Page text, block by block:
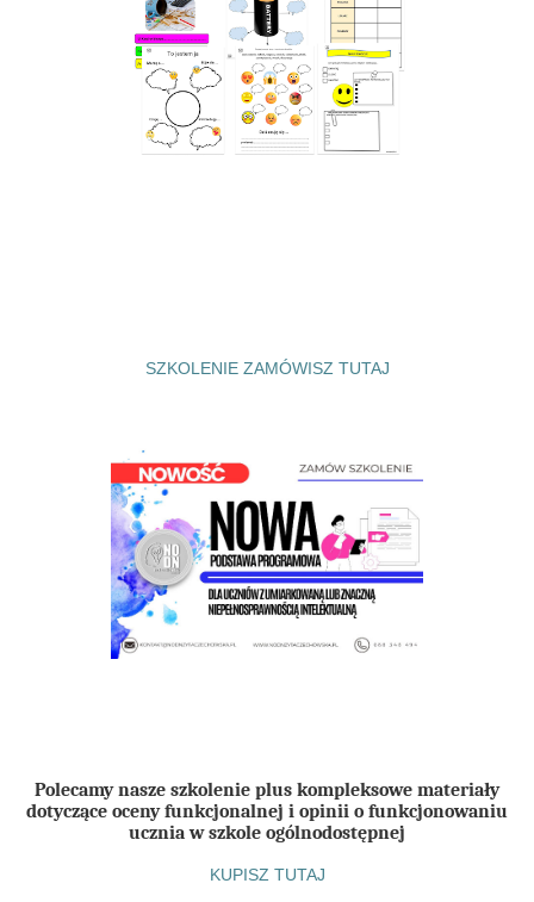
SZKOLENIE ZAMÓWISZ TUTAJ
Polecamy nasze szkolenie plus kompleksowe materiały
dotyczące oceny funkcjonalnej i opinii o funkcjonowaniu
ucznia w szkole ogólnodostępnej
KUPISZ TUTAJ